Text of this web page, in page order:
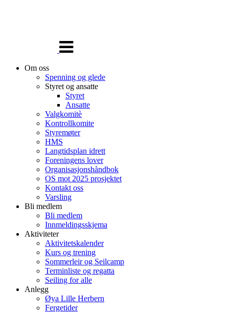
navigasjon
Om oss
Spenning og glede
Styret og ansatte
Styret
Ansatte
Valgkomitè
Kontrollkomite
Styremøter
HMS
Langtidsplan idrett
Foreningens lover
Organisasjonshåndbok
OS mot 2025 prosjektet
Kontakt oss
Varsling
Bli medlem
Bli medlem
Innmeldingsskjema
Aktiviteter
Aktivitetskalender
Kurs og trening
Sommerleir og Seilcamp
Terminliste og regatta
Seiling for alle
Anlegg
Øya Lille Herbern
Fergetider